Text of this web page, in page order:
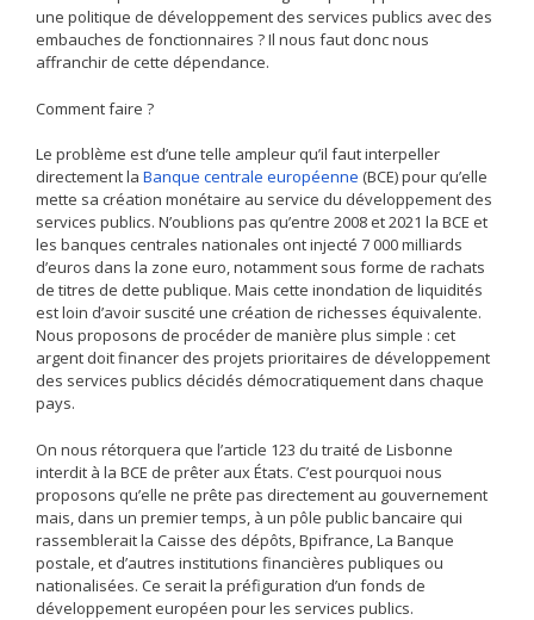
une politique de développement des services publics avec des
embauches de fonctionnaires ? Il nous faut donc nous
affranchir de cette dépendance.
Comment faire ?
Le problème est d’une telle ampleur qu’il faut interpeller
directement la Banque centrale européenne (BCE) pour qu’elle
mette sa création monétaire au service du développement des
services publics. N’oublions pas qu’entre 2008 et 2021 la BCE et
les banques centrales nationales ont injecté 7 000 milliards
d’euros dans la zone euro, notamment sous forme de rachats
de titres de dette publique. Mais cette inondation de liquidités
est loin d’avoir suscité une création de richesses équivalente.
Nous proposons de procéder de manière plus simple : cet
argent doit financer des projets prioritaires de développement
des services publics décidés démocratiquement dans chaque
pays.
On nous rétorquera que l’article 123 du traité de Lisbonne
interdit à la BCE de prêter aux États. C’est pourquoi nous
proposons qu’elle ne prête pas directement au gouvernement
mais, dans un premier temps, à un pôle public bancaire qui
rassemblerait la Caisse des dépôts, Bpifrance, La Banque
postale, et d’autres institutions financières publiques ou
nationalisées. Ce serait la préfiguration d’un fonds de
développement européen pour les services publics.